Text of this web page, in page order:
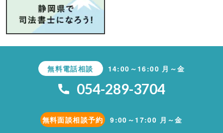
無料電話相談 14:00～16:00 月～金
054-289-3704
無料面談相談予約 9:00～17:00 月～金